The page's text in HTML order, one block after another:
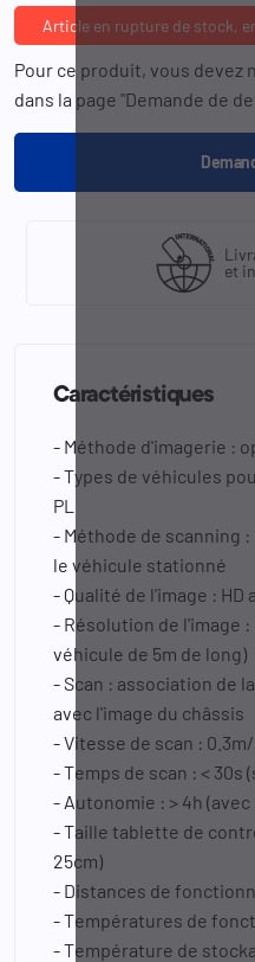
Article en rupture de stock,
Pour ce produit, vous devez
dans la page "Demande de
et
Caractéristiques
- Méthode d'imagerie :
- Types de véhicules
PL
- Méthode de scanning
le véhicule stationné
- Qualité de l'image :
- Résolution de l'image
véhicule de 5m de long)
- Scan : association de
avec l'image du châssis
- Vitesse de scan :
- Temps de scan : < 30s
- Autonomie : > 4h
- Taille tablette de
25cm)
- Distances de
- Températures de
- Température de